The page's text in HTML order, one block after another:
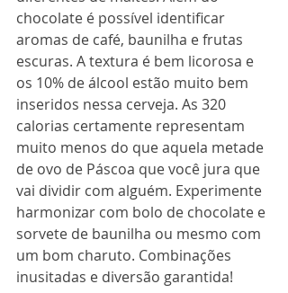
chocolate é possível identificar
aromas de café, baunilha e frutas
escuras. A textura é bem licorosa e
os 10% de álcool estão muito bem
inseridos nessa cerveja. As 320
calorias certamente representam
muito menos do que aquela metade
de ovo de Páscoa que você jura que
vai dividir com alguém. Experimente
harmonizar com bolo de chocolate e
sorvete de baunilha ou mesmo com
um bom charuto. Combinações
inusitadas e diversão garantida!